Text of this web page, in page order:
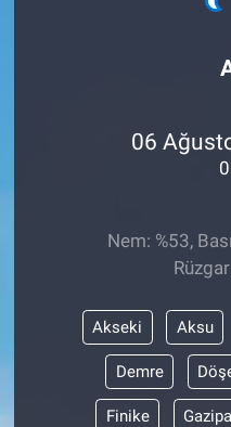
06
Nem: %53,
Akseki Aksu
Demre
Finike